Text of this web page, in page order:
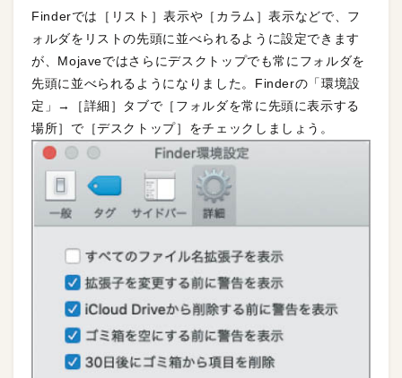
Finderでは［リスト］表示や［カラム］表示などで、フ
ォルダをリストの先頭に並べられるように設定できます
が、Mojaveではさらにデスクトップでも常にフォルダを
先頭に並べられるようになりました。Finderの「環境設
定」→［詳細］タブで［フォルダを常に先頭に表示する
場所］で［デスクトップ］をチェックしましょう。